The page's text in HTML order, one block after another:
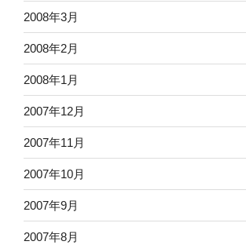
2008年3月
2008年2月
2008年1月
2007年12月
2007年11月
2007年10月
2007年9月
2007年8月